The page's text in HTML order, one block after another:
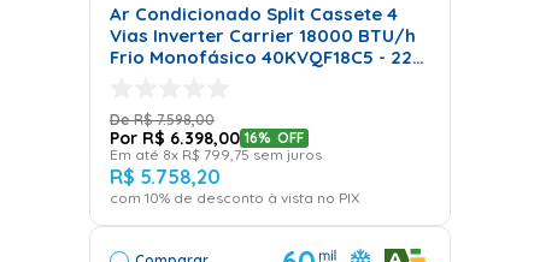
Ar Condicionado Split Cassete 4
Vias Inverter Carrier 18000 BTU/h
Frio Monofásico 40KVQF18C5 - 220
R$ 7.598,00
R$ 6.398,00 16% OFF
Em até 8x R$ 799,75 sem juros
R$ 5.758,20
com 10% de desconto à vista no PIX